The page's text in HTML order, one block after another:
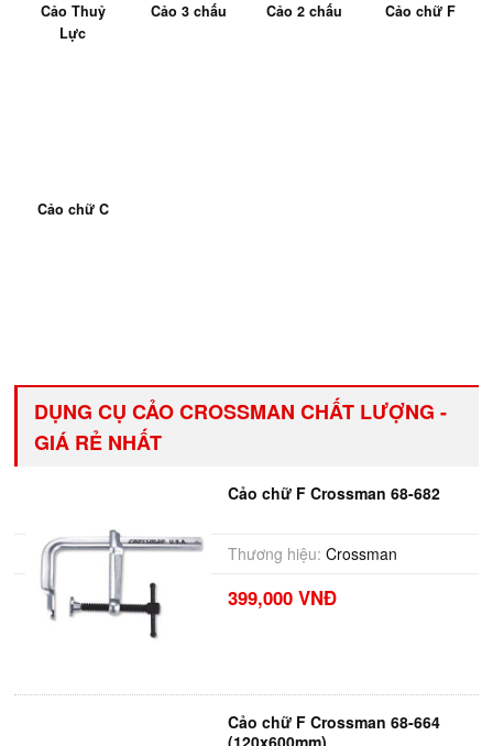
Cảo Thuỷ
Lực
Cảo 3 chấu Cảo 2 chấu Cảo chữ F
Cảo chữ C
DỤNG CỤ CẢO CROSSMAN CHẤT LƯỢNG -
GIÁ RẺ NHẤT
Cảo chữ F Crossman 68-682
Thương hiệu: Crossman
399,000 VNĐ
Cảo chữ F Crossman 68-664
(120x600mm)